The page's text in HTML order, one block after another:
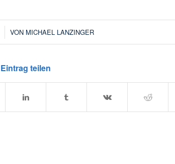
VON MICHAEL LANZINGER
Eintrag teilen